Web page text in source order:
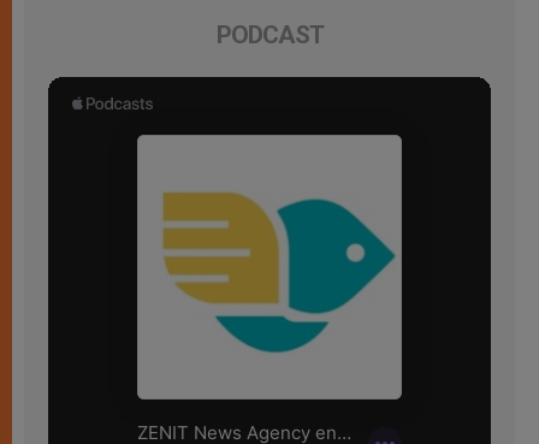
PODCAST